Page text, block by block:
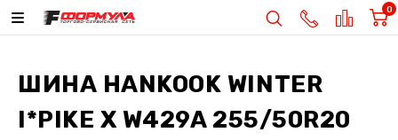
0
ШИНА HANKOOK WINTER
I*PIKE X W429A 255/50R20